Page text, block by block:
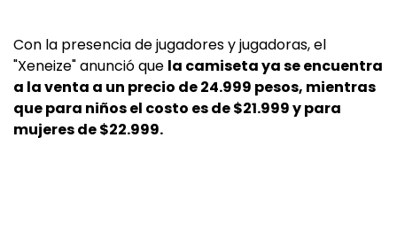
Con la presencia de jugadores y jugadoras, el
"Xeneize" anunció que la camiseta ya se encuentra
a la venta a un precio de 24.999 pesos, mientras
que para niños el costo es de $21.999 y para
mujeres de $22.999.